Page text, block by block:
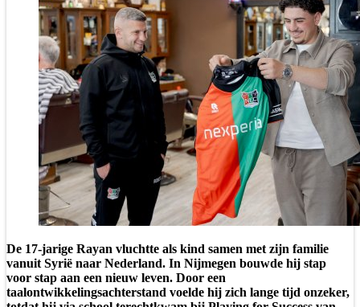
De 17-jarige Rayan vluchtte als kind samen met zijn familie
vanuit Syrië naar Nederland. In Nijmegen bouwde hij stap
voor stap aan een nieuw leven. Door een
taalontwikkelingsachterstand voelde hij zich lange tijd onzeker,